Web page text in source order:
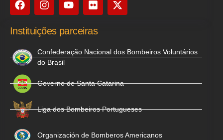
Instituições parceiras
Confederação Nacional dos Bombeiros Voluntários
do Brasil
Governo de Santa Catarina
Liga dos Bombeiros Portugueses
Organización de Bomberos Americanos